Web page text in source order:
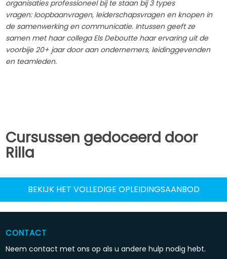
organisaties professioneel bij te staan bij 3 types
vragen: loopbaanvragen, leiderschapsvragen en knopen in
de samenwerking en communicatie. Intussen geeft ze
samen met haar collega Els Deboutte haar ervaring uit de
voorbije 20+ jaar door aan ondernemers, leidinggevenden
en teamleden.
Cursussen gedoceerd door
Rilla
BEKIJK HET VOLLEDIGE OPLEIDINGSAANBOD
CONTACT
Neem contact met ons op als u andere hulp nodig hebt.